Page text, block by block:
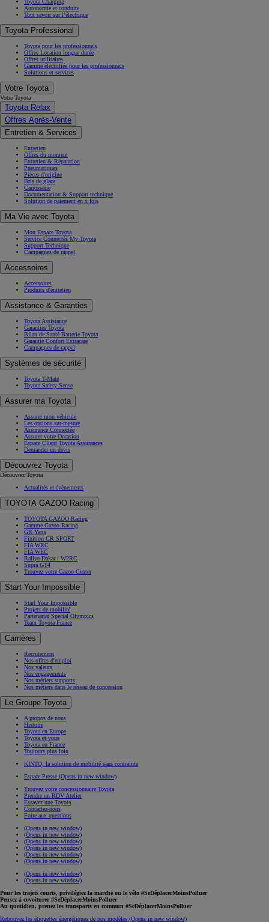
Autonomie et conduite
Tout savoir sur l’électrique
Toyota Professional
Toyota pour les professionnels
Offres Location longue durée
Offres utilitaires
Gamme électrifiée pour les professionnels
Solutions et services
Votre Toyota
Votre Toyota
Toyota Relax
Offres Après-Vente
Entretien & Services
Entretien
Offres du moment
Entretien & Réparation
Pneumatiques
Pièces d'origine
Bris de glace
Carrosserie
Documentation & Support technique
Solution de paiement en x fois
Ma Vie avec Toyota
Mon Espace Toyota
Service Connectés My Toyota
Support Technique
Campagnes de rappel
Accessoires
Accessoires
Produits d'entretien
Assistance & Garanties
Toyota Assistance
Garanties Toyota
Bilan de Santé Batterie Toyota
Garantie Confort Extracare
Campagnes de rappel
Systèmes de sécurité
Toyota T-Mate
Toyota Safety Sense
Assurer ma Toyota
Assurer mon véhicule
Les options sur-mesure
Assurance Connectée
Assurer votre Occasion
Espace Client Toyota Assurances
Demander un devis
Découvrez Toyota
Découvrez Toyota
Actualités et évènements
TOYOTA GAZOO Racing
TOYOTA GAZOO Racing
Gamme Gazoo Racing
GR Yaris
Finition GR SPORT
FIA WRC
FIA WEC
Rallye Dakar / W2RC
Supra GT4
Trouvez votre Gazoo Center
Start Your Impossible
Start Your Impossible
Projets de mobilité
Partenariat Special Olympics
Team Toyota France
Carrières
Recrutement
Nos offres d'emploi
Nos valeurs
Nos engagements
Nos métiers supports
Nos métiers dans le réseau de concession
Le Groupe Toyota
A propos de nous
Histoire
Toyota en Europe
Toyota et vous
Toyota en France
Toujours plus loin
KINTO, la solution de mobilité sans contrainte
Espace Presse (Opens in new window)
Trouvez votre concessionnaire Toyota
Prendre un RDV Atelier
Essayez une Toyota
Contactez-nous
Foire aux questions
(Opens in new window)
(Opens in new window)
(Opens in new window)
(Opens in new window)
(Opens in new window)
(Opens in new window)
(Opens in new window)
(Opens in new window)
Pour les trajets courts, privilégiez la marche ou le vélo #SeDéplacerMoinsPolluer
Pensez à covoiturer #SeDéplacerMoinsPolluer
Au quotidien, prenez les transports en commun #SeDéplacerMoinsPolluer
Retrouvez les étiquettes énergétiques de nos modèles (Opens in new window)